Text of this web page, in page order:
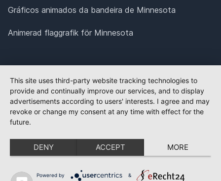
Gráficos animados da bandeira de Minnesota
Animerad flaggrafik för Minnesota
This site uses third-party website tracking technologies to
provide and continually improve our services, and to display
advertisements according to users' interests. I agree and may
revoke or change my consent at any time with effect for the
future.
DENY ACCEPT MORE
Powered by &